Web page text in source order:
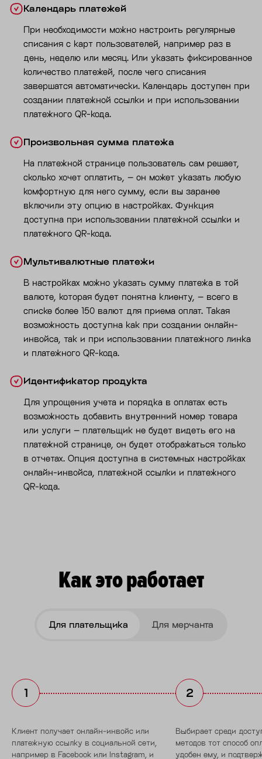
Календарь платежей
При необходимости можно настроить регулярные
списания с карт пользователей, например раз в
день, неделю или месяц. Или указать фиксированное
количество платежей, после чего списания
завершатся автоматически. Календарь доступен при
создании платежной ссылки и при использовании
платежного QR-кода.
Произвольная сумма платежа
На платежной странице пользователь сам решает,
сколько хочет оплатить, – он может указать любую
комфортную для него сумму, если вы заранее
включили эту опцию в настройках. Функция
доступна при использовании платежной ссылки и
платежного QR-кода.
Мультивалютные платежи
В настройках можно указать сумму платежа в той
валюте, которая будет понятна клиенту, – всего в
списке более 150 валют для приема оплат. Такая
возможность доступна как при создании онлайн-
инвойса, так и при использовании платежного линка
и платежного QR-кода.
Идентификатор продукта
Для упрощения учета и порядка в оплатах есть
возможность добавить внутренний номер товара
или услуги – плательщик не будет видеть его на
платежной странице, он будет отображаться только
в отчетах. Опция доступна в системных настройках
онлайн-инвойса, платежной ссылки и платежного
QR-кода.
Как это работает
Для плательщика Для мерчанта
Клиент получает онлайн-инвойс или
платежную ссылку в социальной сети,
например в Facebook или Instagram, и
Выбирает среди
методов тот способ
удобен ему, и